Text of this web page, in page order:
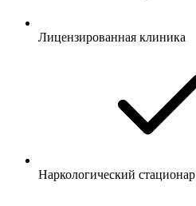
Лицензированная клиника
Наркологический стационар